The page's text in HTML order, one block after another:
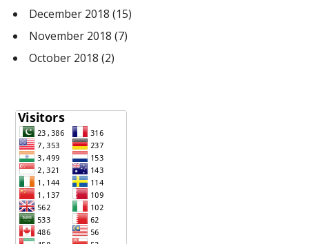
December 2018 (15)
November 2018 (7)
October 2018 (2)